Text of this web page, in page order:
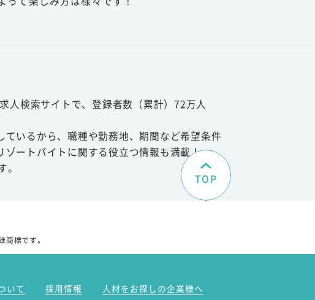
人検索サイトで、登録者数（累計）72万人
いるから、職種や勤務地、期間など希望条件
ートバイトに関する役立つ情報も満載！
TOP
標です。
いて 採用情報 人材をお探しの企業様へ